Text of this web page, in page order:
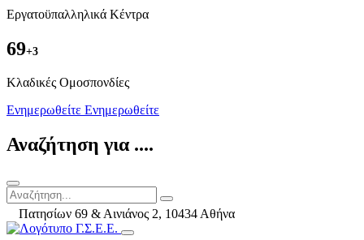
Εργατοϋπαλληλικά Κέντρα
69+3
Kλαδικές Ομοσπονδίες
Ενημερωθείτε Ενημερωθείτε
Αναζήτηση για ....
Πατησίων 69 & Αινιάνος 2, 10434 Αθήνα